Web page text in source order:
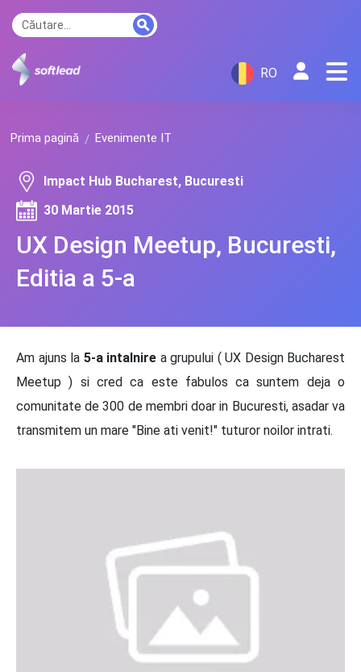
RO
Prima pagină Evenimente IT
UX Design Meetup, Bucuresti,
Editia a 5-a
Impact Hub Bucharest, Bucuresti
30 Martie 2015
Am ajuns la 5-a intalnire a grupului ( UX Design Bucharest
Meetup ) si cred ca este fabulos ca suntem deja o
comunitate de 300 de membri doar in Bucuresti, asadar va
transmitem un mare "Bine ati venit!" tuturor noilor intrati.